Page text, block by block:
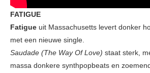
FATIGUE
Fatigue uit Massachusetts levert donker
met een nieuwe single.
Saudade (The Way Of Love) staat sterk,
massa donkere synthpopbeats en